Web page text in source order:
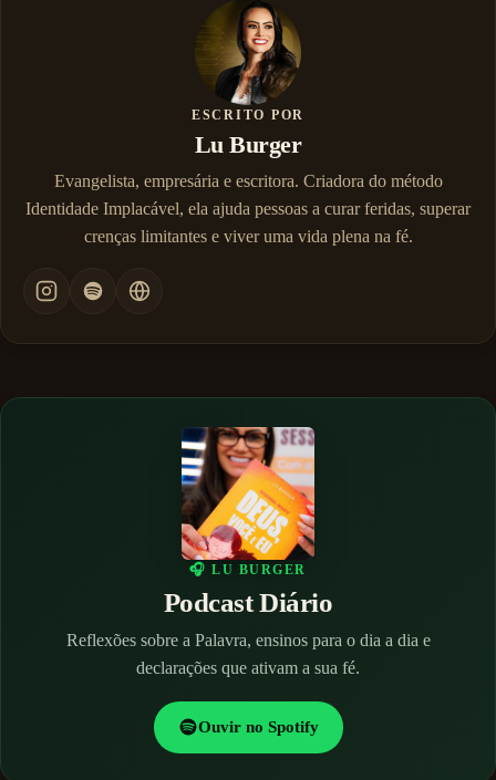
ESCRITO POR
Lu Burger
Evangelista, empresária e escritora. Criadora do método
Identidade Implacável, ela ajuda pessoas a curar feridas, superar
crenças limitantes e viver uma vida plena na fé.
🎧 LU BURGER
Podcast Diário
Reflexões sobre a Palavra, ensinos para o dia a dia e
declarações que ativam a sua fé.
Ouvir no Spotify